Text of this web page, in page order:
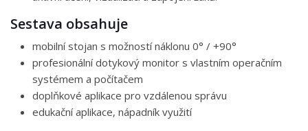
Sestava obsahuje
mobilní stojan s možností náklonu 0° / +90°
profesionální dotykový monitor s vlastním operačním
systémem a počítačem
doplňkové aplikace pro vzdálenou správu
edukační aplikace, nápadník využití